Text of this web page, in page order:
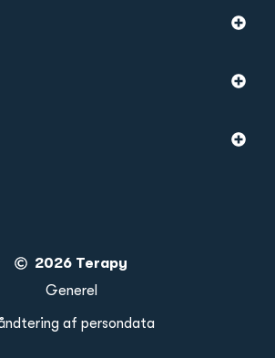
2026 Terapy
Generel
af persondata